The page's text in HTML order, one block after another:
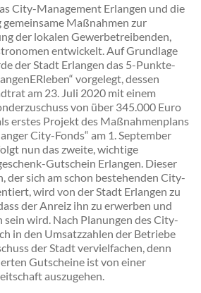
City-Management Erlangen und die
Maßnahmen zur
der lokalen Gewerbetreibenden,
entwickelt. Auf Grundlage
der Stadt Erlangen das 5-Punkte-
vorgelegt, dessen
am 23. Juli 2020 mit einem
von über 345.000 Euro
erstes Projekt des Maßnahmenplans
City-Fonds“ am 1. September
nun das zweite, wichtige
Gutschein Erlangen. Dieser
der sich am schon bestehenden City-
wird von der Stadt Erlangen zu
der Anreiz ihn zu erwerben und
sein wird. Nach Planungen des City-
in den Umsatzzahlen der Betriebe
der Stadt vervielfachen, denn
Gutscheine ist von einer
auszugehen.